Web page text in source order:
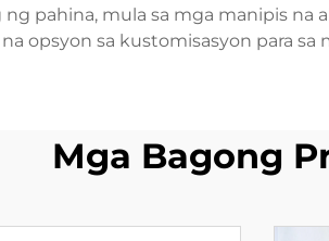
ng pahina, mula sa mga manipis
opsyon sa kustomisasyon para
Mga Bagong